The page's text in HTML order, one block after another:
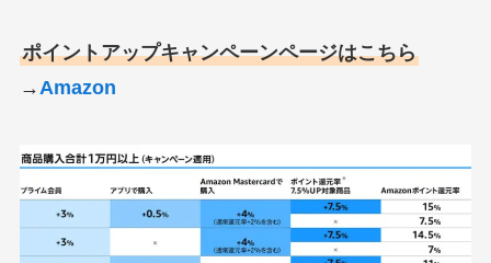
ポイントアップキャンペーンページはこちら
→Amazon